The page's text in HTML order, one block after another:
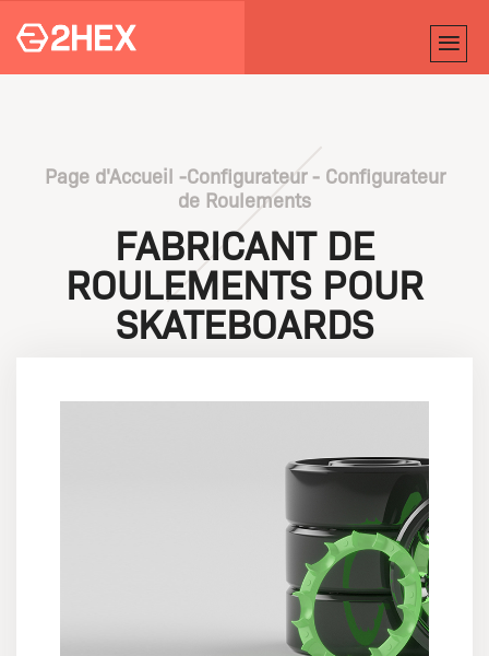
Page d'Accueil -Configurateur - Configurateur
de Roulements
FABRICANT DE
ROULEMENTS POUR
SKATEBOARDS